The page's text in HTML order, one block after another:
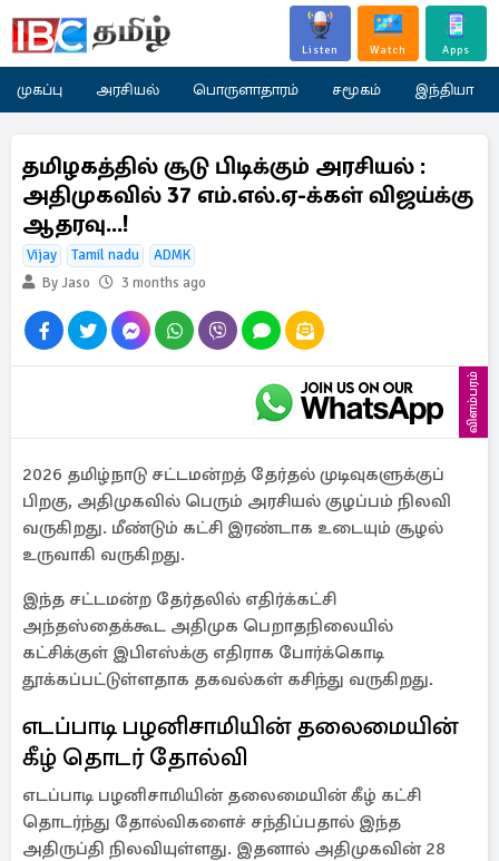
Listen Watch Apps
முகப்பு அரசியல் பொருளாதாரம் சமூகம் இந்தியா
தமிழகத்தில் சூடு பிடிக்கும் அரசியல் :
அதிமுகவில் 37 எம்.எல்.ஏ-க்கள் விஜய்க்கு
ஆதரவு...!
Vijay Tamil nadu
ADMK
By Jaso
3 months ago
விளம்பரம்
2026 தமிழ்நாடு சட்டமன்றத் தேர்தல் முடிவுகளுக்குப்
பிறகு, அதிமுகவில் பெரும் அரசியல் குழப்பம் நிலவி
வருகிறது. மீண்டும் கட்சி இரண்டாக உடையும் சூழல்
உருவாகி வருகிறது.
இந்த சட்டமன்ற தேர்தலில் எதிர்க்கட்சி
அந்தஸ்தைக்கூட அதிமுக பெறாதநிலையில்
கட்சிக்குள் இபிஎஸ்க்கு எதிராக போர்க்கொடி
தூக்கப்பட்டுள்ளதாக தகவல்கள் கசிந்து வருகிறது.
எடப்பாடி பழனிசாமியின் தலைமையின்
கீழ் தொடர் தோல்வி
எடப்பாடி பழனிசாமியின் தலைமையின் கீழ் கட்சி
தொடர்ந்து தோல்விகளைச் சந்திப்பதால் இந்த
அதிருப்தி நிலவியுள்ளது. இதனால் அதிமுகவின் 28